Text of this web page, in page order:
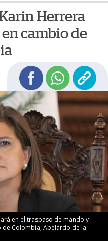
Herrera
cambio de
en el traspaso de mando y
Colombia, Abelardo de la